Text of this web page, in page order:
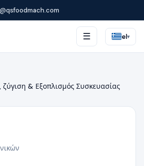
☰ el▾
ζύγιση & Εξοπλισμός Συσκευασίας